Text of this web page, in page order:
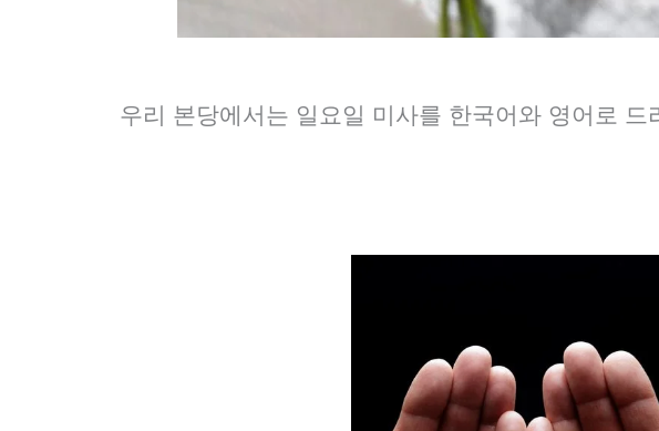
우리 본당에서는 일요일 미사를 한국어와 영어로